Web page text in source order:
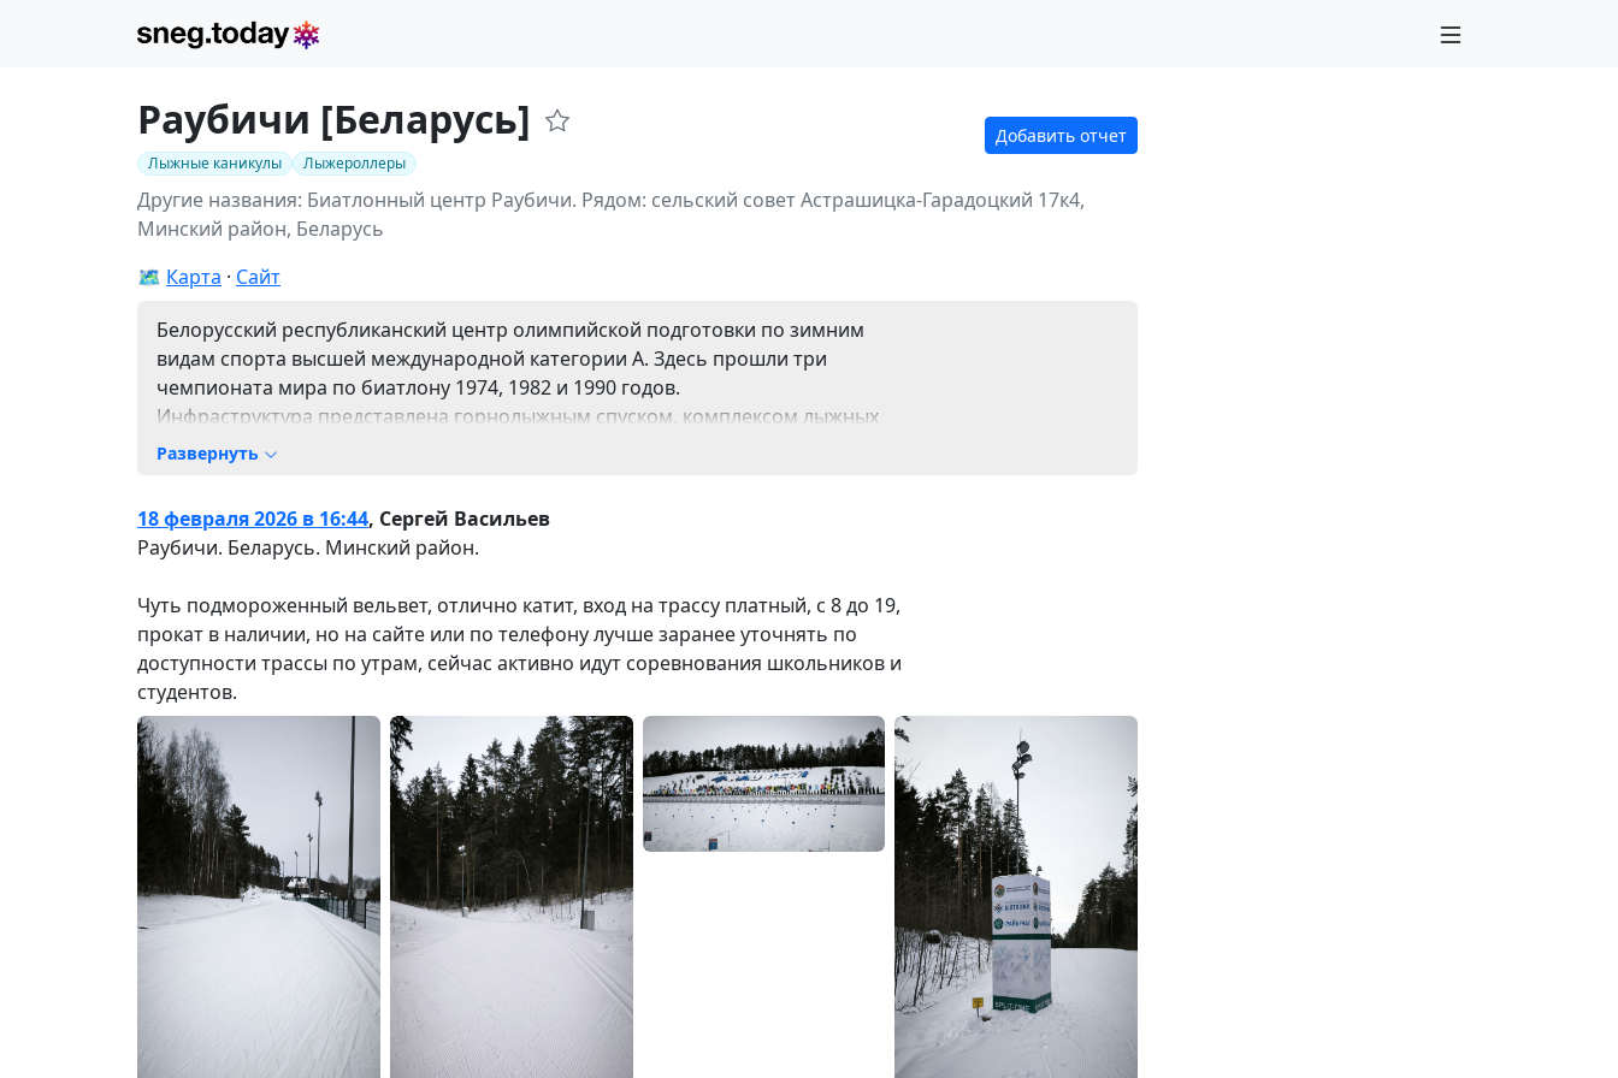
Раубичи [Беларусь]
Лыжные каникулы Лыжероллеры
Добавить отчет
Другие названия: Биатлонный центр Раубичи. Рядом: сельский совет Астрашицка-Гарадоцкий 17к4,
Минский район, Беларусь
🗺️ Карта
Сайт
Белорусский республиканский центр олимпийской подготовки по зимним
видам спорта высшей международной категории А. Здесь прошли три
чемпионата мира по биатлону 1974, 1982 и 1990 годов.
Инфраструктура представлена горнолыжным спуском, комплексом лыжных
трамплинов (20, 40 и 60 метров) и акробатическим склоном, на котором в своё
20,5 км, соответствующие мировым стандартам, стрельбище, оборудованное
36 механическими мишенными установками.
Есть лыжероллерная трасса со специальным покрытием длиной 6,2 км и
шириной 3,3 м, роликодром для учебно-тренировочных занятий
конькобежцев, спортивный корпус с тренажёрным и игровым спортзалами,
площадки для футбола, волейбола, баскетбола, гандбола и теннисные корты с
искусственным покрытием.
ТАкже здесь находится медицинский центр, в который входят медико-
восстановительный комплекс, ряд лечебных кабинетов, шесть саун
различного уровня комфортности.
Спорткомплекс располагает комфортабельной гостиницей на 190 мест,
спортивно-туристическим лагерем из 16 домиков, ресторан, пиццерия и 2
бара.
Дополнительные услуги:
прокат спортинвентаря (в зимнее время здесь также можно взять снаряжение
для беговых лыж, спринты);
раздевалка;
Развернуть
18 февраля 2026 в 16:44, Сергей Васильев
Раубичи. Беларусь. Минский район.
Чуть подмороженный вельвет, отлично катит, вход на трассу платный, с 8 до 19,
прокат в наличии, но на сайте или по телефону лучше заранее уточнять по
доступности трассы по утрам, сейчас активно идут соревнования школьников и
студентов.